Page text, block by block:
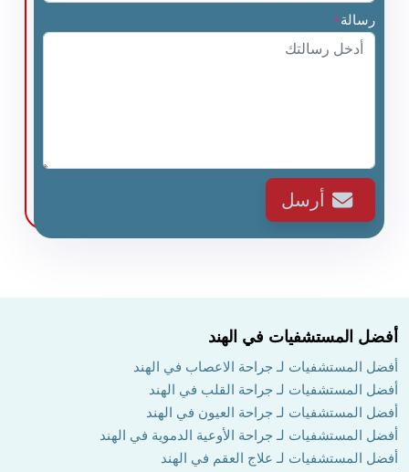
رسالة*
أرسل
أفضل المستشفيات في الهند
أفضل المستشفيات لـ جراحة الاعصاب في الهند
أفضل المستشفيات لـ جراحة القلب في الهند
أفضل المستشفيات لـ جراحة العيون في الهند
أفضل المستشفيات لـ جراحة الأوعية الدموية في الهند
أفضل المستشفيات لـ علاج العقم في الهند